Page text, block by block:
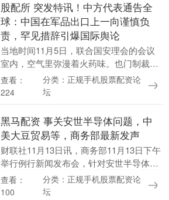
股配所 突发特讯！中方代表通告全
球：中国在军品出口上一向谨慎负
责，罕见措辞引爆国际舆论
当地时间11月5日，联合国安理会的会议
室内，空气里弥漫着火药味。也门制裁委
员会主席的工作报告刚结束，也门问题专
家小组的来信又掀起了新的波澜。这场看
查看：
224
分类：正规手机股票配资论
坛
黑马配资 事关安世半导体问题，中
美大豆贸易等，商务部最新发声
财联社11月13日讯，商务部11月13日下午
举行例行新闻发布会，针对安世半导体、
中美大豆贸易相关问题等作出回应。 荷方
代表是否已来华磋商安世半导体问题？商
查看：
100
分类：正规手机股票配资论
坛